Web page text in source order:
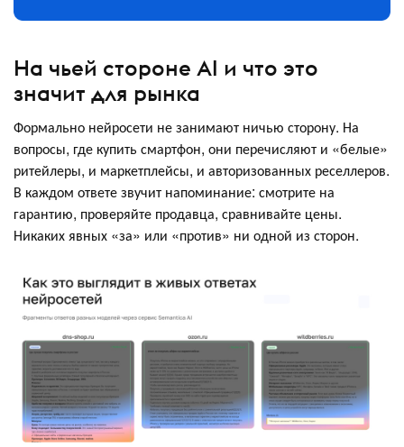
На чьей стороне AI и что это
значит для рынка
Формально нейросети не занимают ничью сторону. На
вопросы, где купить смартфон, они перечисляют и «белые»
ритейлеры, и маркетплейсы, и авторизованных реселлеров.
В каждом ответе звучит напоминание: смотрите на
гарантию, проверяйте продавца, сравнивайте цены.
Никаких явных «за» или «против» ни одной из сторон.